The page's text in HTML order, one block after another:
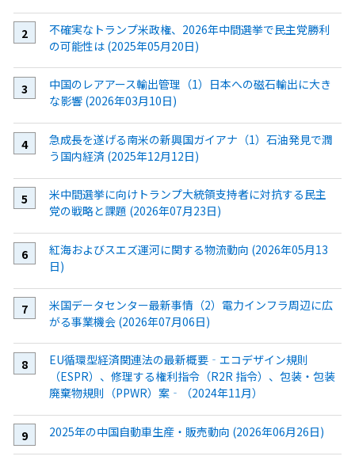
不確実なトランプ米政権、2026年中間選挙で民主党勝利
の可能性は (2025年05月20日)
中国のレアアース輸出管理（1）日本への磁石輸出に大き
な影響 (2026年03月10日)
急成長を遂げる南米の新興国ガイアナ（1）石油発見で潤
う国内経済 (2025年12月12日)
米中間選挙に向けトランプ大統領支持者に対抗する民主
党の戦略と課題 (2026年07月23日)
紅海およびスエズ運河に関する物流動向 (2026年05月13
日)
米国データセンター最新事情（2）電力インフラ周辺に広
がる事業機会 (2026年07月06日)
EU循環型経済関連法の最新概要‐エコデザイン規則
（ESPR）、修理する権利指令（R2R 指令）、包装・包装
廃棄物規則（PPWR）案‐（2024年11月）
2025年の中国自動車生産・販売動向 (2026年06月26日)